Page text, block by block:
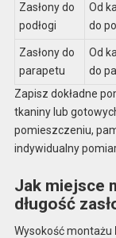
Zasłony do
podłogi
Od
do
Zasłony do
parapetu
Od
do
Zapisz dokładne
tkaniny lub
pomieszczeniu,
indywidualny
Jak miejsce
długość
Wysokość montażu